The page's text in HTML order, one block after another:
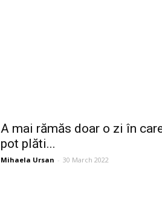
A mai rămăs doar o zi în
pot plăti...
Mihaela Ursan - 30 March 2022